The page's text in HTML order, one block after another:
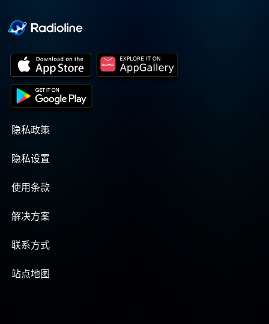
隐私政策
隐私设置
使用条款
解决方案
联系方式
站点地图